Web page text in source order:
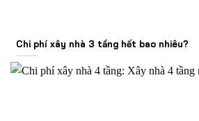
Chi phí xây nhà 3 tầng hết bao nhiêu?